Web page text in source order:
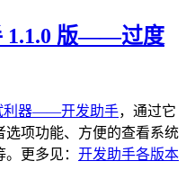
1.1.0 版——过度
利器——开发助手，通过它
项功能、方便的查看系统
更多见： 开发助手各版本